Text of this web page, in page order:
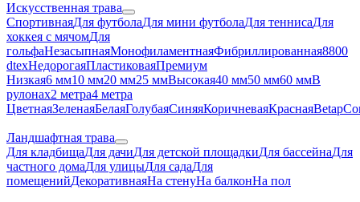
Искусственная трава
СпортивнаяДля футболаДля мини футболаДля теннисаДля
хоккея с мячомДля
гольфаНезасыпнаяМонофиламентнаяФибриллированная8800
dtexНедорогаяПластиковаяПремиум
Низкая6 мм10 мм20 мм25 ммВысокая40 мм50 мм60 ммВ
рулонах2 метра4 метра
ЦветнаяЗеленаяБелаяГолубаяСиняяКоричневаяКраснаяBetap
Ландшафтная трава
Для кладбищаДля дачиДля детской площадкиДля бассейнаДля
частного домаДля улицыДля садаДля
помещенийДекоративнаяНа стенуНа балконНа пол